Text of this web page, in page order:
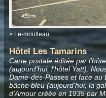
> Le-moulleau
Hôtel Les Tamarins
Carte postale éditée par
(aujourd'hui, l'hôtel Yatt).
Dame-des-Passes et face au
bâche bleu (aujourd'hui, la
d'Amour créée en 1935 par